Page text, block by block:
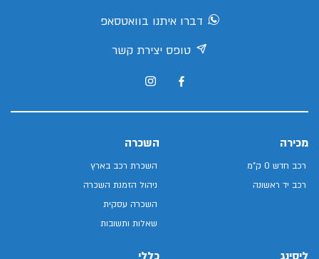
דברו איתנו בוואטסאפ
טופס יצירת קשר
מכירה
רכב חדש 0 ק"מ
רכב יד ראשונה
השכרה
השכרת רכב בארץ
ניהול הזמנת השכרה
השכרה עסקית
שאלות ותשובות
ליסינג כללי